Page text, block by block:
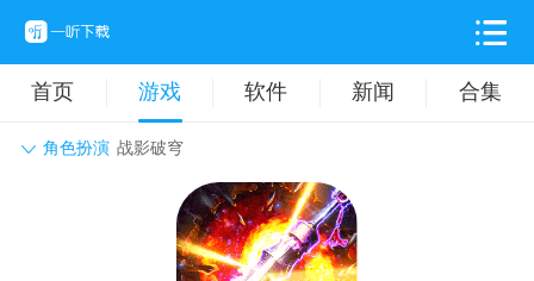
首页 游戏 软件 新闻 合集
角色扮演 战影破穹
动作格斗 休闲益智
卡牌对战 音乐舞蹈